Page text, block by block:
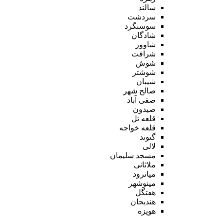
سالند
سردشت
سوسنگرد
شادگان
شاوور
شرافت
شوش
شوشتر
شیبان
صالح شهر
صفی آباد
صیدون
قلعه تل
قلعه خواجه
گتوند
لالی
مسجد سلیمان
ملاثانی
میانرود
مینوشهر
هفتگل
هندیجان
هویزه